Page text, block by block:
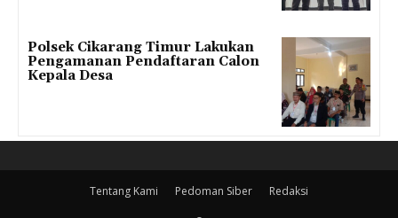
Polsek Cikarang Timur Lakukan
Pengamanan Pendaftaran Calon
Kepala Desa
Tentang Kami Pedoman Siber Redaksi